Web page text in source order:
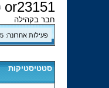
or23151
חבר בקהילה
פעילות אחרונה:
סטטיסטיקות